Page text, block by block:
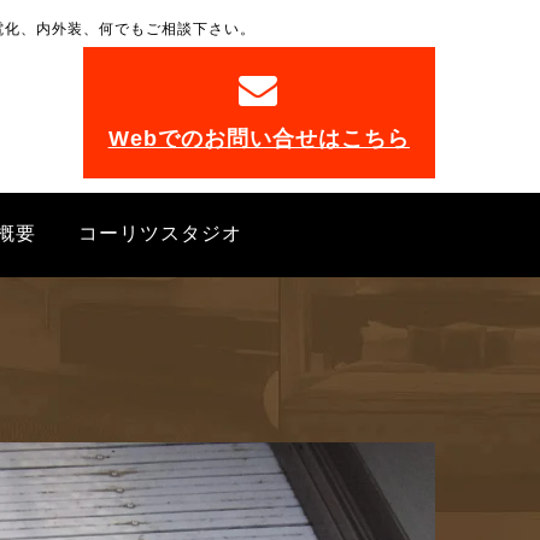
、内外装、何でもご相談下さい。
Webでのお問い合せはこちら
要 コーリツスタジオ